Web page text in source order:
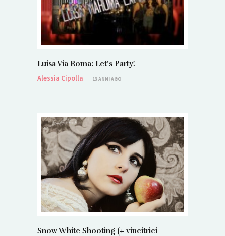
Luisa Via Roma: Let’s Party!
Alessia Cipolla
13 ANNI AGO
Snow White Shooting (+ vincitrici